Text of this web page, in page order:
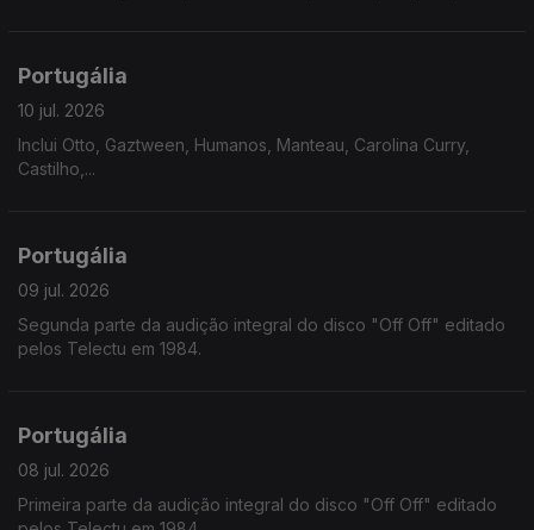
Portugália
10 jul. 2026
Inclui Otto, Gaztween, Humanos, Manteau, Carolina Curry,
Castilho,...
Portugália
09 jul. 2026
Segunda parte da audição integral do disco "Off Off" editado
pelos Telectu em 1984.
Portugália
08 jul. 2026
Primeira parte da audição integral do disco "Off Off" editado